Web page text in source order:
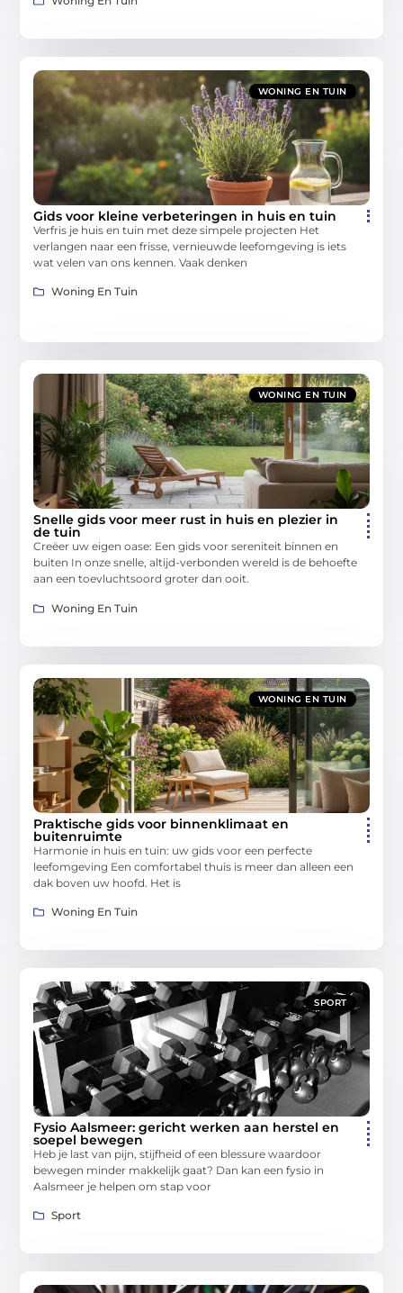
WONING EN TUIN
Gids voor kleine verbeteringen in huis en tuin
Verfris je huis en tuin met deze simpele projecten Het
verlangen naar een frisse, vernieuwde leefomgeving is iets
wat velen van ons kennen. Vaak denken
Woning En Tuin
WONING EN TUIN
Snelle gids voor meer rust in huis en plezier in
de tuin
Creëer uw eigen oase: Een gids voor sereniteit binnen en
buiten In onze snelle, altijd-verbonden wereld is de behoefte
aan een toevluchtsoord groter dan ooit.
Woning En Tuin
WONING EN TUIN
Praktische gids voor binnenklimaat en
buitenruimte
Harmonie in huis en tuin: uw gids voor een perfecte
leefomgeving Een comfortabel thuis is meer dan alleen een
dak boven uw hoofd. Het is
Woning En Tuin
SPORT
Fysio Aalsmeer: gericht werken aan herstel en
soepel bewegen
Heb je last van pijn, stijfheid of een blessure waardoor
bewegen minder makkelijk gaat? Dan kan een fysio in
Aalsmeer je helpen om stap voor
Sport